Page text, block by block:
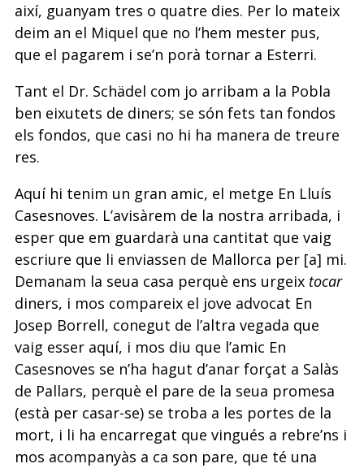
així, guanyam tres o quatre dies. Per lo mateix
deim an el Miquel que no l’hem mester pus,
que el pagarem i se’n porà tornar a Esterri.
Tant el Dr. Schädel com jo arribam a la Pobla
ben eixutets de diners; se són fets tan fondos
els fondos, que casi no hi ha manera de treure
res.
Aquí hi tenim un gran amic, el metge En Lluís
Casesnoves. L’avisàrem de la nostra arribada, i
esper que em guardarà una cantitat que vaig
escriure que li enviassen de Mallorca per [a] mi.
Demanam la seua casa perquè ens urgeix tocar
diners, i mos compareix el jove advocat En
Josep Borrell, conegut de l’altra vegada que
vaig esser aquí, i mos diu que l’amic En
Casesnoves se n’ha hagut d’anar forçat a Salàs
de Pallars, perquè el pare de la seua promesa
(està per casar-se) se troba a les portes de la
mort, i li ha encarregat que vingués a rebre’ns i
mos acompanyàs a ca son pare, que té una